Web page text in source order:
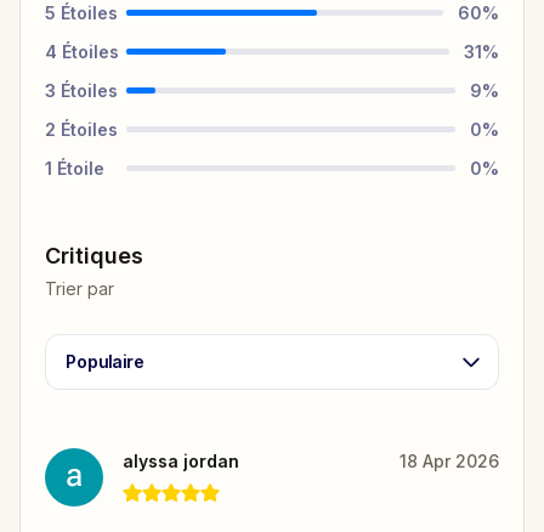
5 Étoiles 60%
4 Étoiles 31%
3 Étoiles 9%
2 Étoiles 0%
1 Étoile 0%
Critiques
Trier par
Populaire
alyssa jordan 18 Apr 2026